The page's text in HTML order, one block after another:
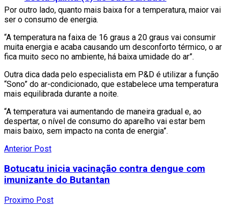
Por outro lado, quanto mais baixa for a temperatura, maior vai
ser o consumo de energia.
“A temperatura na faixa de 16 graus a 20 graus vai consumir
muita energia e acaba causando um desconforto térmico, o ar
fica muito seco no ambiente, há baixa umidade do ar”.
Outra dica dada pelo especialista em P&D é utilizar a função
“Sono” do ar-condicionado, que estabelece uma temperatura
mais equilibrada durante a noite.
“A temperatura vai aumentando de maneira gradual e, ao
despertar, o nível de consumo do aparelho vai estar bem
mais baixo, sem impacto na conta de energia”.
Anterior Post
Botucatu inicia vacinação contra dengue com
imunizante do Butantan
Proximo Post